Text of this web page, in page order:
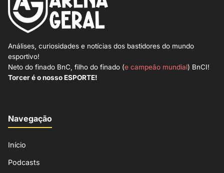
Análises, curiosidades e notícias dos bastidores do mundo
esportivo!
Neto do finado BnC, filho do finado (e campeão mundial) BnCI!
Torcer é o nosso ESPORTE!
Navegação
Início
Podcasts